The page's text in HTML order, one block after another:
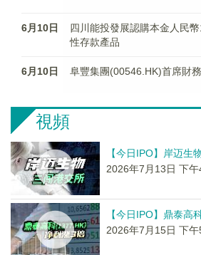
6月10日
四川能投發展認購本金人民
性存款產品
6月10日 阜豐集團(00546.HK)首席財
視頻
【今日IPO】岸迈生
2026年7月13日 下
【今日IPO】鼎泰高
2026年7月15日 下午